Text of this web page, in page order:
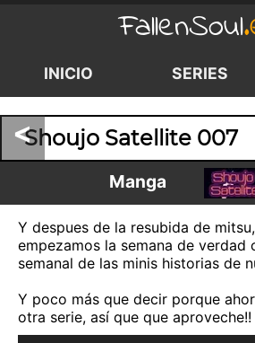
FallenSoul
INICIO SERIES
<Shoujo Satellite 007
Manga
Y despues de la resubida de
empezamos la semana de verdad
semanal de las minis historias de
Y poco más que decir porque
otra serie, así que que aproveche!!